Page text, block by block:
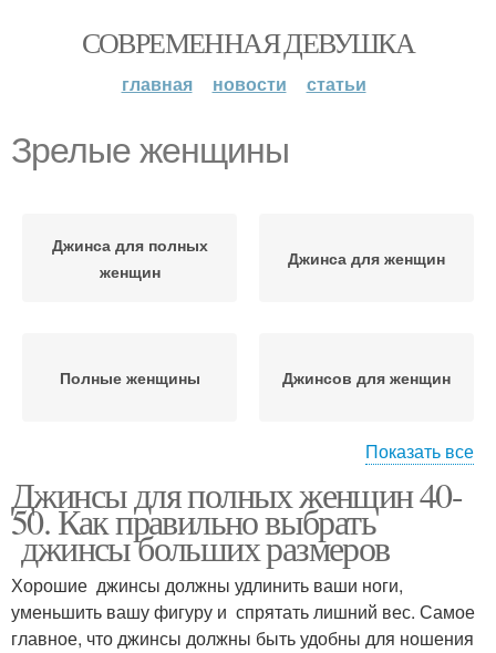
СОВРЕМЕННАЯ ДЕВУШКА
главная новости статьи
Зрелые женщины
Джинса для полных
женщин
Джинса для женщин
Полные женщины Джинсов для женщин
женщин
Одежда для женщин
Гардероб для женщин Хромченко для женщин
Показать все
Джинсы для полных женщин 40-
50. Как правильно выбрать
джинсы больших размеров
Хорошие джинсы должны удлинить ваши ноги,
уменьшить вашу фигуру и спрятать лишний вес. Самое
главное, что джинсы должны быть удобны для ношения